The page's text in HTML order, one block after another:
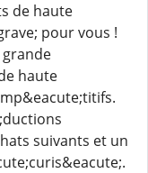
de haute
pour vous !
haute
suivants et un